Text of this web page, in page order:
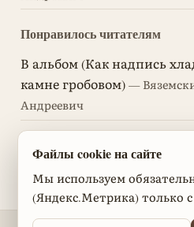
Понравилось читателям
В альбом (Как надпись
камне гробовом) —
Андреевич
Бочка
Файлы cookie на сайте
Мы используем
(Яндекс.Метрика) только